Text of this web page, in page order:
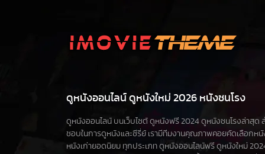
ดูหนังออนไลน์ ดูหนังใหม่ 2026 หนังชนโรง
ดูหนังออนไลน์ บนเว็บไซต์ ดูหนังฟรี 2024 ดูหนังชนโรงล่าสุด
ชอบในการดูหนังและซีรี่ย์ เรามีทีมงานคุณภาพคอยคัดเลือกหนั
หนังเก่ายอดนิยม ทุกประเภท ดูหนังออนไลน์ฟรี ดูหนังใหม่